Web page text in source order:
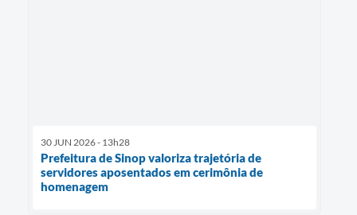
30 JUN 2026 - 13h28
Prefeitura de Sinop valoriza trajetória de
servidores aposentados em cerimônia de
homenagem